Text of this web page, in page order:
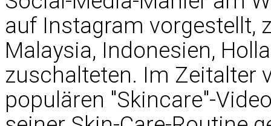
auf Instagram vorgestellt,
Malaysia, Indonesien,
zuschalteten. Im Zeitalter
populären "Skincare"-